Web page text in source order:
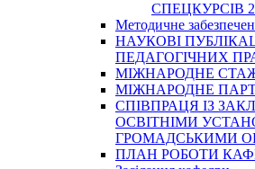
СПЕЦКУРСІВ
Методичне
НАУКОВІ
ПЕДАГОГІЧНИХ
МІЖНАРОДНЕ
МІЖНАРОДНЕ
СПІВПРАЦЯ ІЗ
ОСВІТНІМИ
ГРОМАДСЬКИМИ
ПЛАН РОБОТИ